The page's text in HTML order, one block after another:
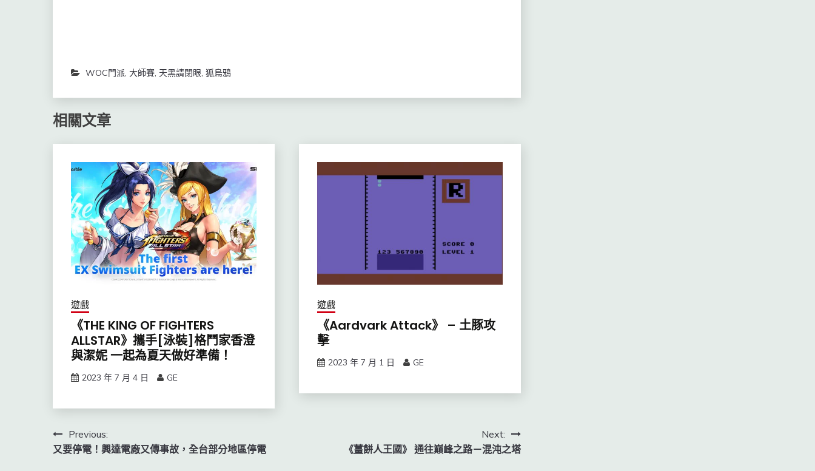
WOC門派, 大師賽, 天黑請閉眼, 狐烏鴉
相關文章
遊戲
《THE KING OF FIGHTERS
ALLSTAR》攜手[泳裝]格鬥家香澄
與潔妮 一起為夏天做好準備！
2023 年 7 月 4 日 GE
遊戲
《Aardvark Attack》 – 土豚攻
擊
2023 年 7 月 1 日 GE
文
章
Previous:
又要停電！興達電廠又傳事故，全台部分地區停電
Next:
《薑餅人王國》 通往巔峰之路－混沌之塔